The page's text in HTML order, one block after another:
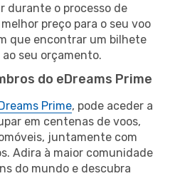
durante o processo de
preço para o seu voo
que encontrar um bilhete
seu orçamento.
do eDreams Prime
Prime, pode aceder a
em centenas de voos,
juntamente com
Adira à maior comunidade
do mundo e descubra